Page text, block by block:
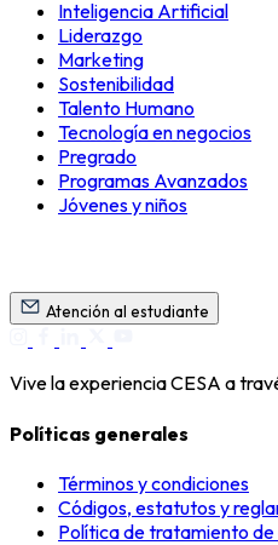
Inteligencia Artificial
Liderazgo
Marketing
Sostenibilidad
Talento Humano
Tecnología en negocios
Pregrado
Programas Avanzados
Jóvenes y niños
Atención al estudiante
Vive la experiencia CESA a
Políticas generales
Términos y condiciones
Códigos, estatutos y
Política de tratamiento